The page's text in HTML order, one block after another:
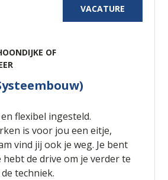
VACATURE
OF
flexibel ingesteld.
is voor jou een eitje,
vind jij ook je weg. Je bent
de drive om je verder te
techniek.